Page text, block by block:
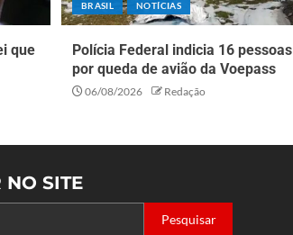
que
BRASIL NOTÍCIAS
Polícia Federal indicia 16 pessoas
por queda de avião da Voepass
06/08/2026 Redação
NO SITE